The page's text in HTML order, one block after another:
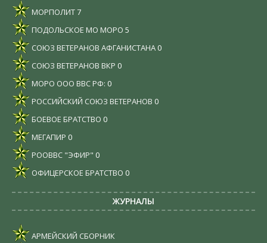
МОРПОЛИТ7
ПОДОЛЬСКОЕ МО МОРО 5
СОЮЗ ВЕТЕРАНОВ АФГАНИСТАНА 0
СОЮЗ ВЕТЕРАНОВ ВКР 0
МОРО ООО ВВС РФ: 0
РОССИЙСКИЙ СОЮЗ ВЕТЕРАНОВ 0
БОЕВОЕ БРАТСТВО 0
МЕГАПИР 0
РООВВС "ЭФИР" 0
ОФИЦЕРСКОЕ БРАТСТВО 0
ЖУРНАЛЫ
АРМЕЙСКИЙ СБОРНИК